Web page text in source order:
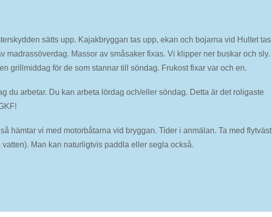
sätts upp. Kajakbryggan tas upp, ekan och bojarna vid Hultet tas
madrassöverdag. Massor av småsaker fixas. Vi klipper ner buskar och sly.
grillmiddag för de som stannar till söndag. Frukost fixar var och en.
du arbetar. Du kan arbeta lördag och/eller söndag. Detta är det roligaste
hämtar vi med motorbåtarna vid bryggan. Tider i anmälan. Ta med flytväst
Man kan naturligtvis paddla eller segla också.